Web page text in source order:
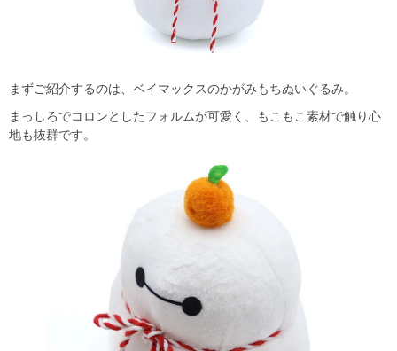
まずご紹介するのは、ベイマックスのかがみもちぬいぐるみ。
まっしろでコロンとしたフォルムが可愛く、もこもこ素材で触り心
地も抜群です。